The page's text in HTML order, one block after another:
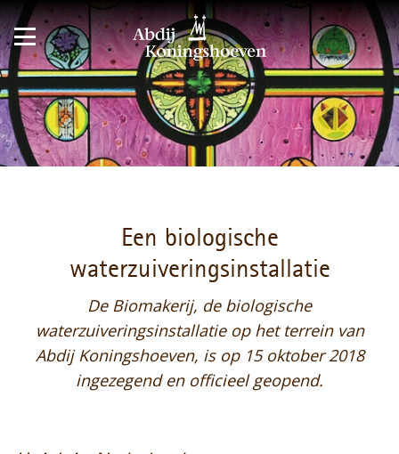
Een biologische
waterzuiveringsinstallatie
De Biomakerij, de biologische
waterzuiveringsinstallatie op het terrein van
Abdij Koningshoeven, is op 15 oktober 2018
ingezegend en officieel geopend.